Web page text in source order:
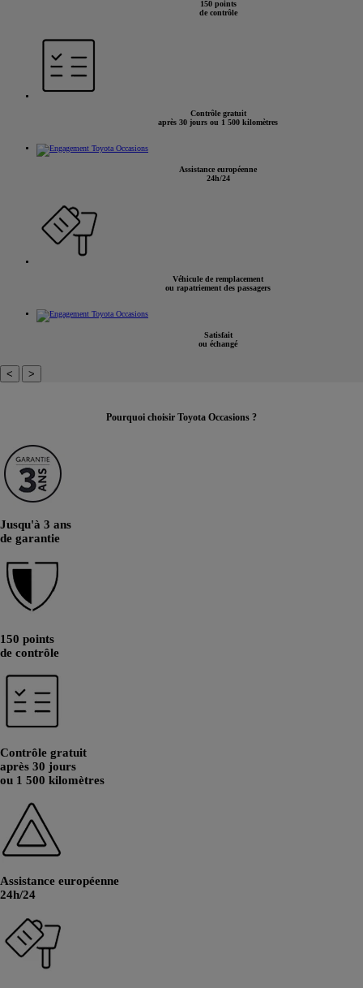
150 points
de contrôle
Contrôle gratuit
après 30 jours ou 1 500 kilomètres
Assistance européenne
24h/24
Véhicule de remplacement
ou rapatriement des passagers
Satisfait
ou échangé
< >
Pourquoi choisir Toyota Occasions ?
Jusqu'à 3 ans
de garantie
150 points
de contrôle
Contrôle gratuit
après 30 jours
ou 1 500 kilomètres
Assistance européenne
24h/24